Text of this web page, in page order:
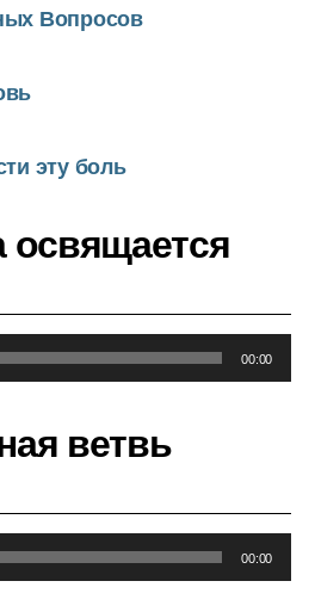
Вопросов
эту боль
освящается
00:00
ветвь
00:00